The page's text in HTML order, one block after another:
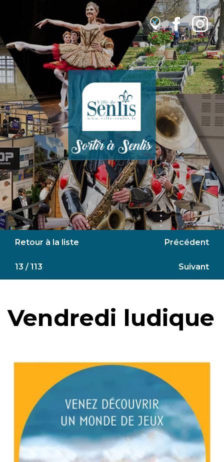
Retour à la liste Précédent
13 / 113 Suivant
Vendredi ludique